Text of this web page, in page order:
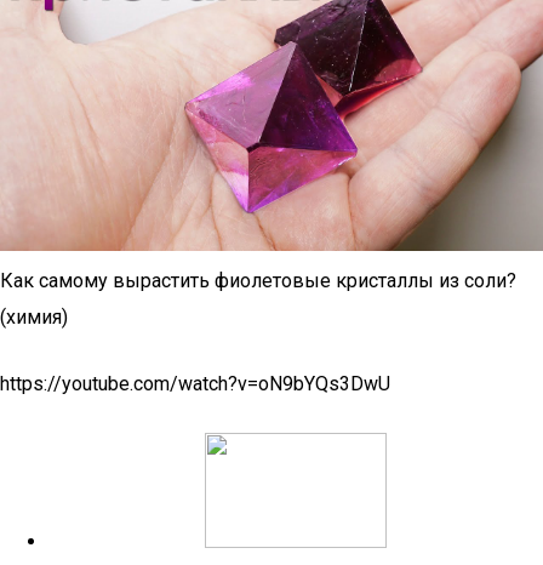
Как самому вырастить фиолетовые кристаллы из соли?
(химия)
https://youtube.com/watch?v=oN9bYQs3DwU